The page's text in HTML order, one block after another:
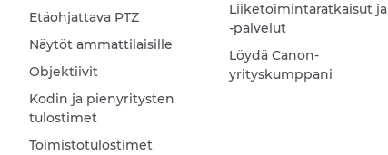
Etäohjattava PTZ
Näytöt ammattilaisille
Objektiivit
Kodin ja pienyritysten
tulostimet
Toimistotulostimet
Liiketoimintaratkaisut ja
-palvelut
Löydä Canon-
yrityskumppani